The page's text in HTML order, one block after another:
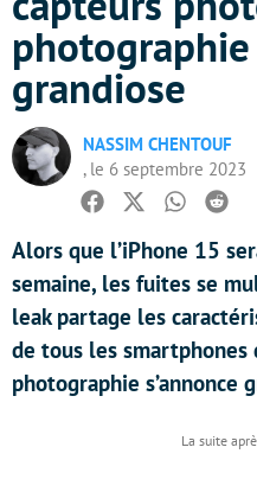
photographie
grandiose
NASSIM CHENTOUF
, le 6 septembre 2023
Facebook
TwitterWhatsapp
Reddit
Alors que l’iPhone 15
semaine, les fuites se
leak partage les
de tous les smartphones
photographie s’annonce